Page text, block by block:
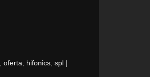
oferta hifonics spl |